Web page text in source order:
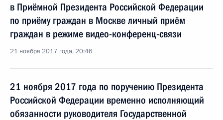
в Приёмной Президента Российской Федерации
по приёму граждан в Москве личный приём
граждан в режиме видео-конференц-связи
21 ноября 2017 года, 20:46
21 ноября 2017 года по поручению Президента
Российской Федерации временно исполняющий
обязанности руководителя Государственной